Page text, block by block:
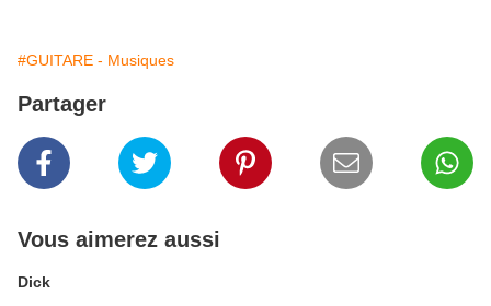
#GUITARE - Musiques
Partager
Vous aimerez aussi
Dick